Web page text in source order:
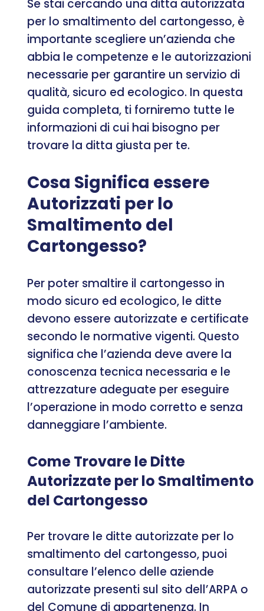
Se stai cercando una ditta autorizzata
per lo smaltimento del cartongesso, è
importante scegliere un’azienda che
abbia le competenze e le autorizzazioni
necessarie per garantire un servizio di
qualità, sicuro ed ecologico. In questa
guida completa, ti forniremo tutte le
informazioni di cui hai bisogno per
trovare la ditta giusta per te.
Cosa Significa essere
Autorizzati per lo
Smaltimento del
Cartongesso?
Per poter smaltire il cartongesso in
modo sicuro ed ecologico, le ditte
devono essere autorizzate e certificate
secondo le normative vigenti. Questo
significa che l’azienda deve avere la
conoscenza tecnica necessaria e le
attrezzature adeguate per eseguire
l’operazione in modo corretto e senza
danneggiare l’ambiente.
Come Trovare le Ditte
Autorizzate per lo Smaltimento
del Cartongesso
Per trovare le ditte autorizzate per lo
smaltimento del cartongesso, puoi
consultare l’elenco delle aziende
autorizzate presenti sul sito dell’ARPA o
del Comune di appartenenza. In